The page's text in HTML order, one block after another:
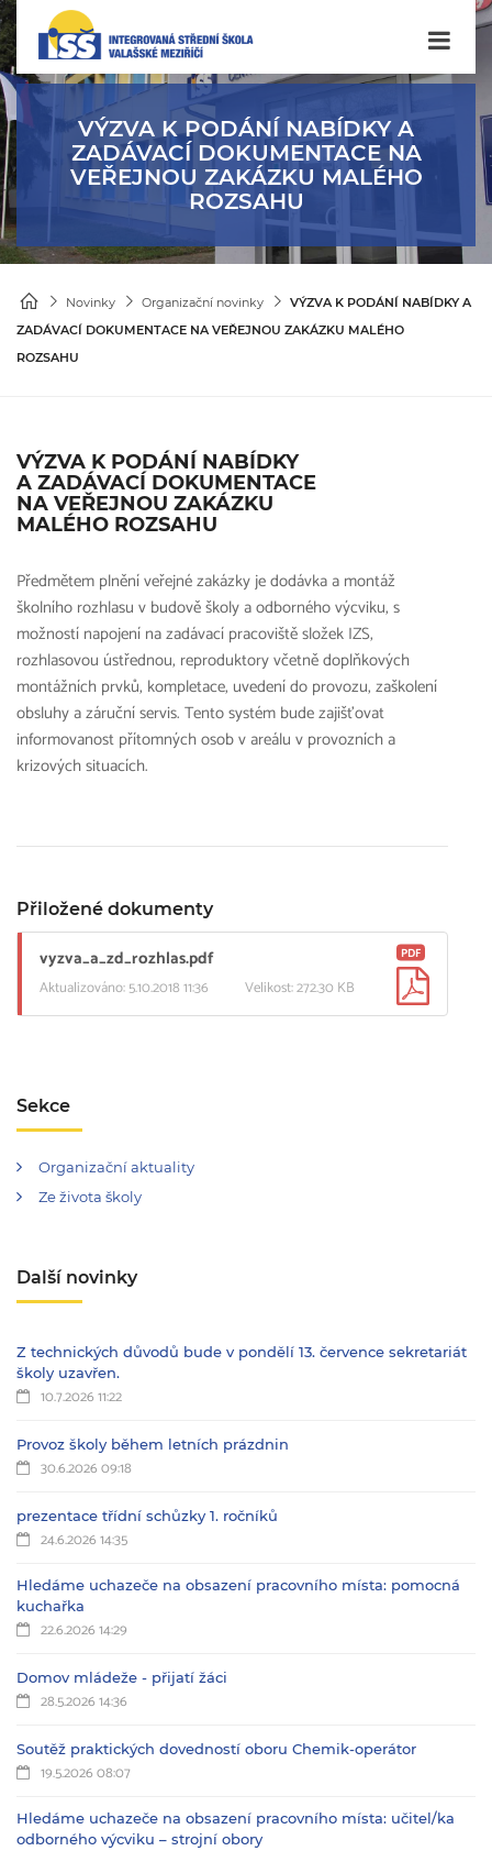
VÝZVA K PODÁNÍ NABÍDKY A
ZADÁVACÍ DOKUMENTACE NA
VEŘEJNOU ZAKÁZKU MALÉHO
ROZSAHU
Novinky Organizační novinky
VÝZVA K PODÁNÍ NABÍDKY A
ZADÁVACÍ DOKUMENTACE NA VEŘEJNOU ZAKÁZKU MALÉHO
ROZSAHU
VÝZVA K PODÁNÍ NABÍDKY
A ZADÁVACÍ DOKUMENTACE
NA VEŘEJNOU ZAKÁZKU
MALÉHO ROZSAHU
Předmětem plnění veřejné zakázky je dodávka a montáž
školního rozhlasu v budově školy a odborného výcviku, s
možností napojení na zadávací pracoviště složek IZS,
rozhlasovou ústřednou, reproduktory včetně doplňkových
montážních prvků, kompletace, uvedení do provozu, zaškolení
obsluhy a záruční servis. Tento systém bude zajišťovat
informovanost přítomných osob v areálu v provozních a
krizových situacích.
Přiložené dokumenty
vyzva_a_zd_rozhlas.pdf
Aktualizováno: 5.10.2018 11:36 Velikost: 272.30 KB
PDF
Sekce
Organizační aktuality
Ze života školy
Další novinky
Z technických důvodů bude v pondělí 13. července sekretariát
školy uzavřen.
10.7.2026 11:22
Provoz školy během letních prázdnin
30.6.2026 09:18
prezentace třídní schůzky 1. ročníků
24.6.2026 14:35
Hledáme uchazeče na obsazení pracovního místa: pomocná
kuchařka
22.6.2026 14:29
Domov mládeže - přijatí žáci
28.5.2026 14:36
Soutěž praktických dovedností oboru Chemik-operátor
19.5.2026 08:07
Hledáme uchazeče na obsazení pracovního místa: učitel/ka
odborného výcviku – strojní obory